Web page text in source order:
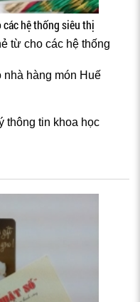
hệ thống siêu thị
từ cho các hệ thống
nhà hàng món Huế
thông tin khoa học